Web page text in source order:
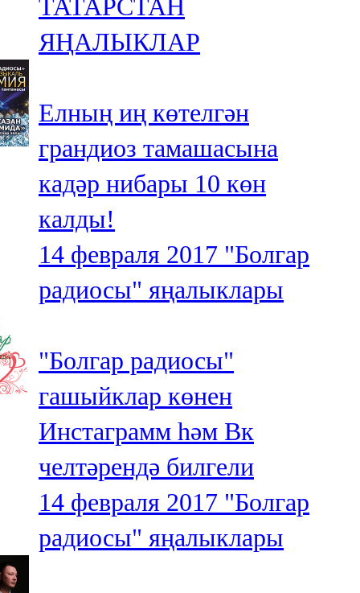
ТАТАРСТАН
ЯҢАЛЫКЛАР
Елның иң көтелгән
грандиоз тамашасына
кадәр нибары 10 көн
калды!
14 февраля 2017 "Болгар
радиосы" яңалыклары
"Болгар радиосы"
гашыйклар көнен
Инстаграмм һәм Вк
челтәрендә билгели
14 февраля 2017 "Болгар
радиосы" яңалыклары